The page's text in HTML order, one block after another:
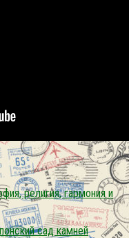
религия, гармония и
сад камней